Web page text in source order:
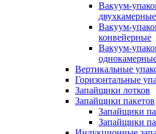
Вакуум-
двухкамерные
Вакуум-
конвейерные
Вакуум-
Вертикальные
Горизонтальные
Запайщики лотков
Запайщики пакетов
Запайщики
Запайщики